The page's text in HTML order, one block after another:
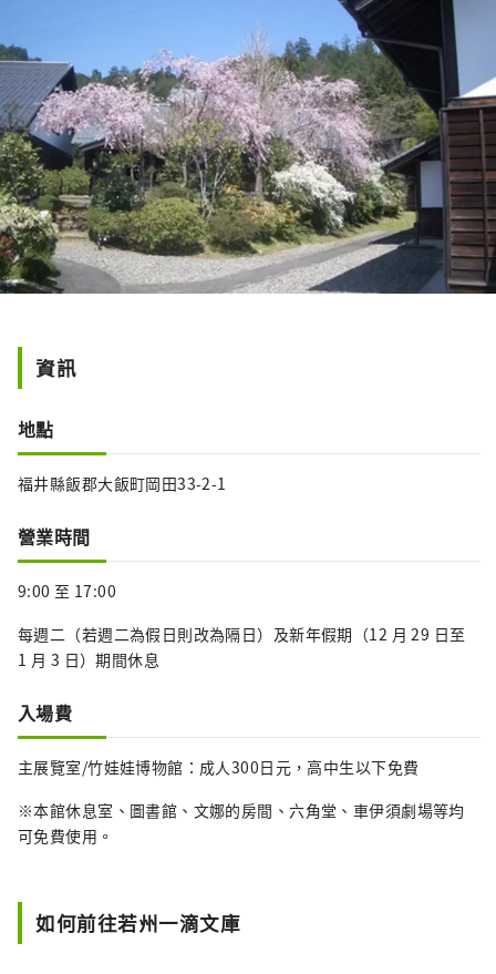
資訊
地點
福井縣飯郡大飯町岡田33-2-1
營業時間
9:00 至 17:00
每週二（若週二為假日則改為隔日）及新年假期（12 月 29 日至
1 月 3 日）期間休息
入場費
主展覽室/竹娃娃博物館：成人300日元，高中生以下免費
※本館休息室、圖書館、文娜的房間、六角堂、車伊須劇場等均
可免費使用。
如何前往若州一滴文庫